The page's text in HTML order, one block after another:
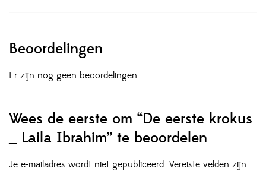
Beoordelingen
Er zijn nog geen beoordelingen.
Wees de eerste om “De eerste krokus
_ Laila Ibrahim” te beoordelen
Je e-mailadres wordt niet gepubliceerd. Vereiste velden zijn